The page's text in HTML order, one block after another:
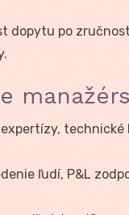
dopytu po
technické
ľudí, P&L